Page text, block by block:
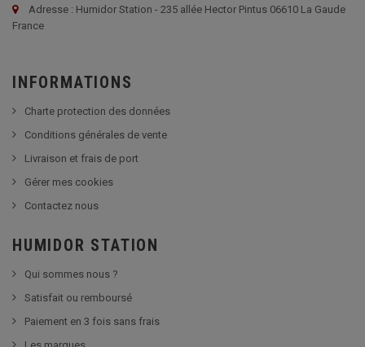
Adresse : Humidor Station - 235 allée Hector Pintus 06610 La Gaude
France
INFORMATIONS
Charte protection des données
Conditions générales de vente
Livraison et frais de port
Gérer mes cookies
Contactez nous
HUMIDOR STATION
Qui sommes nous ?
Satisfait ou remboursé
Paiement en 3 fois sans frais